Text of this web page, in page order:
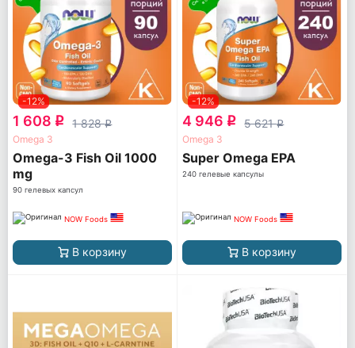
-12%
1 608 q 1 828q
Omega 3
Omega-3 Fish Oil 1000
mg
90 гелевых капсул
NOW Foods
В корзину
-12%
4 946 q 5 621q
Omega 3
Super Omega EPA
240 гелевые капсулы
NOW Foods
В корзину